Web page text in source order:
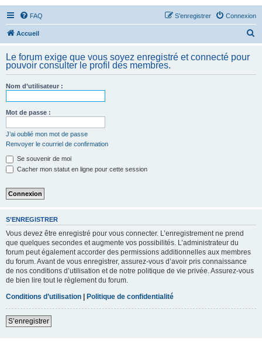
FAQ Connexion
S’enregistrer
Accueil
h
Le forum exige que vous soyez enregistré et connecté pour
pouvoir consulter le profil des membres.
Nom d’utilisateur :
Mot de passe :
J’ai oublié mon mot de passe
Renvoyer le courriel de confirmation
Se souvenir de moi
Cacher mon statut en ligne pour cette session
S’ENREGISTRER
Vous devez être enregistré pour vous connecter. L’enregistrement ne prend
que quelques secondes et augmente vos possibilités. L’administrateur du
forum peut également accorder des permissions additionnelles aux membres
du forum. Avant de vous enregistrer, assurez-vous d’avoir pris connaissance
de nos conditions d’utilisation et de notre politique de vie privée. Assurez-vous
de bien lire tout le règlement du forum.
Conditions d’utilisation | Politique de confidentialité
S’enregistrer